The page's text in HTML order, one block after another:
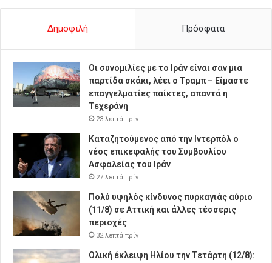
Δημοφιλή Πρόσφατα
Οι συνομιλίες με το Ιράν είναι σαν μια
παρτίδα σκάκι, λέει ο Τραμπ – Είμαστε
επαγγελματίες παίκτες, απαντά η
Τεχεράνη
23 λεπτά πρίν
Καταζητούμενος από την Ιντερπόλ ο
νέος επικεφαλής του Συμβουλίου
Ασφαλείας του Ιράν
27 λεπτά πρίν
Πολύ υψηλός κίνδυνος πυρκαγιάς αύριο
(11/8) σε Αττική και άλλες τέσσερις
περιοχές
32 λεπτά πρίν
Ολική έκλειψη Ηλίου την Τετάρτη (12/8):